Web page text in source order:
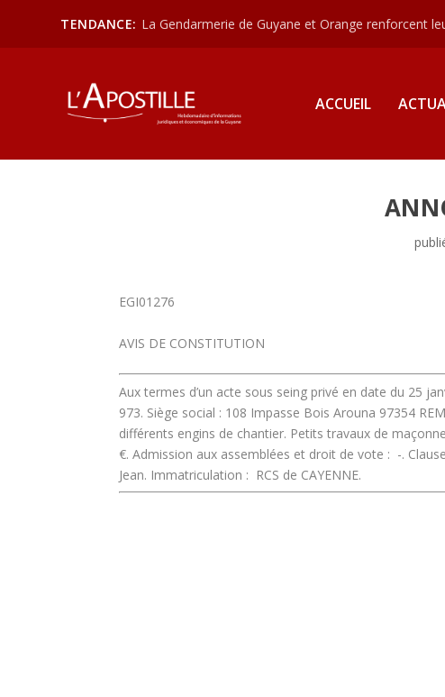
TENDANCE: La Gendarmerie de Guyane et Orange renforcent
ACCUEIL
EGI01276
AVIS DE CONSTITUTION
Aux termes d’un acte sous seing privé en date du 25
973. Siège social : 108 Impasse Bois Arouna 97354
différents engins de chantier. Petits travaux de
€. Admission aux assemblées et droit de vote : -.
Jean. Immatriculation : RCS de CAYENNE.